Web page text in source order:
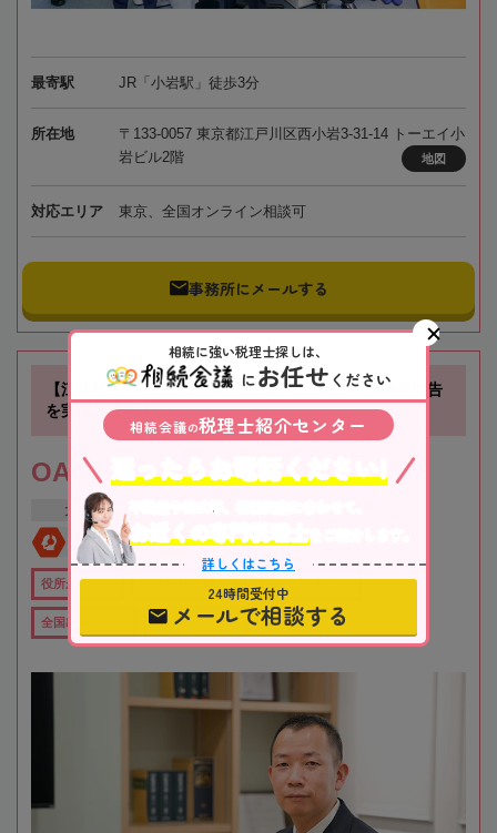
最寄駅 JR「小岩駅」徒歩3分
所在地
〒133-0057 東京都江戸川区西小岩3-31-14 トーエイ小
岩ビル2階
地図
対応エリア 東京、全国オンライン相談可
事務所にメールする
【江坂駅徒歩1分】お客様に寄り添い、確かな相続税申告
を実現します！
OAG税理士法人 大阪
大阪府 吹田市
全国対応 初回相談無料
役所から近い
全国出張対応可 女性税理士在籍
相続に強い税理士探しは、
にお任せ ください
相続会議の税理士紹介センター
不動産や株式等、相続資産に合わせて、
お近くの専門税理士
をご紹介します。
詳しくはこちら
24時間受付中
メールで相談する